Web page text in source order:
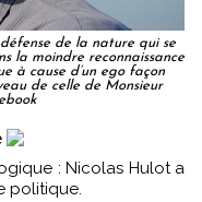
de la nature qui se
la moindre reconnaissance
à cause d’un ego façon
de celle de Monsieur
politique.